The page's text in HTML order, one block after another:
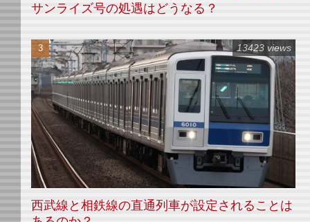
サンライズ号の処遇はどうなる？
西武線と相鉄線の直通列車が設定されることは
13423 views